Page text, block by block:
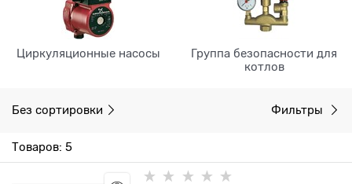
Циркуляционные насосы
Группа безопасности для
котлов
Без сортировки Фильтры
Товаров: 5